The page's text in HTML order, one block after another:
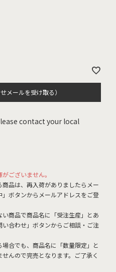
メールを受け取る）
contact your local
ございません。
商品は、再入荷がありましたらメー
ボタンからメールアドレスをご登
い商品で商品名に「受注生産」とあ
合わせ」ボタンからご相談・ご注
場合でも、商品名に「数量限定」と
んので完売となります。ご了承く